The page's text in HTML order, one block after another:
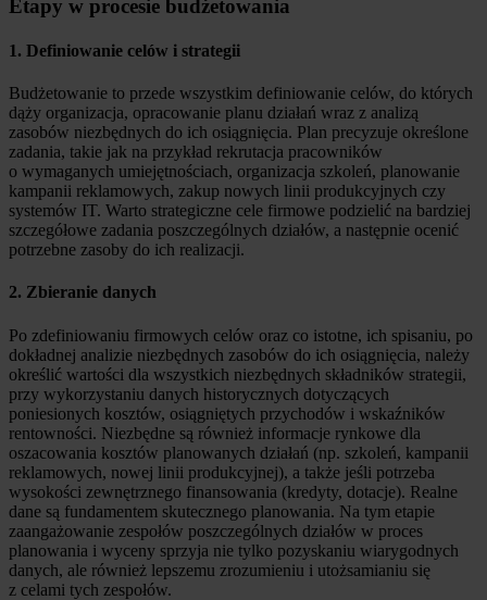
Etapy w procesie budżetowania
1. Definiowanie celów i strategii
Budżetowanie to przede wszystkim definiowanie celów, do których
dąży organizacja, opracowanie planu działań wraz z analizą
zasobów niezbędnych do ich osiągnięcia. Plan precyzuje określone
zadania, takie jak na przykład rekrutacja pracowników
o wymaganych umiejętnościach, organizacja szkoleń, planowanie
kampanii reklamowych, zakup nowych linii produkcyjnych czy
systemów IT. Warto strategiczne cele firmowe podzielić na bardziej
szczegółowe zadania poszczególnych działów, a następnie ocenić
potrzebne zasoby do ich realizacji.
2. Zbieranie danych
Po zdefiniowaniu firmowych celów oraz co istotne, ich spisaniu, po
dokładnej analizie niezbędnych zasobów do ich osiągnięcia, należy
określić wartości dla wszystkich niezbędnych składników strategii,
przy wykorzystaniu danych historycznych dotyczących
poniesionych kosztów, osiągniętych przychodów i wskaźników
rentowności. Niezbędne są również informacje rynkowe dla
oszacowania kosztów planowanych działań (np. szkoleń, kampanii
reklamowych, nowej linii produkcyjnej), a także jeśli potrzeba
wysokości zewnętrznego finansowania (kredyty, dotacje). Realne
dane są fundamentem skutecznego planowania. Na tym etapie
zaangażowanie zespołów poszczególnych działów w proces
planowania i wyceny sprzyja nie tylko pozyskaniu wiarygodnych
danych, ale również lepszemu zrozumieniu i utożsamianiu się
z celami tych zespołów.